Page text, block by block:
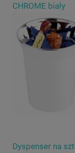
CHROME biały
Dyspenser na